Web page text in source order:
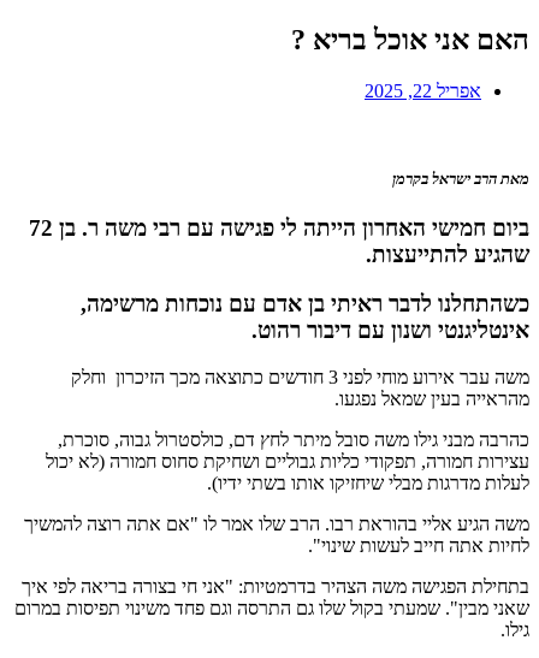
האם אני אוכל בריא ?
אפריל 22, 2025
מאת הרב ישראל בקרמן
ביום חמישי האחרון הייתה לי פגישה עם רבי משה ר. בן 72
שהגיע להתייעצות.
כשהתחלנו לדבר ראיתי בן אדם עם נוכחות מרשימה,
אינטליגנטי ושנון עם דיבור רהוט.
משה עבר אירוע מוחי לפני 3 חודשים כתוצאה מכך הזיכרון וחלק
מהראייה בעין שמאל נפגעו.
כהרבה מבני גילו משה סובל מיתר לחץ דם, כולסטרול גבוה, סוכרת,
עצירות חמורה, תפקודי כליות גבוליים ושחיקת סחוס חמורה (לא יכול
לעלות מדרגות מבלי שיחזיקו אותו בשתי ידיו).
משה הגיע אליי בהוראת רבו. הרב שלו אמר לו "אם אתה רוצה להמשיך
לחיות אתה חייב לעשות שינוי".
בתחילת הפגישה משה הצהיר בדרמטיות: "אני חי בצורה בריאה לפי איך
שאני מבין". שמעתי בקול שלו גם התרסה וגם פחד משינוי תפיסות במרום
גילו.